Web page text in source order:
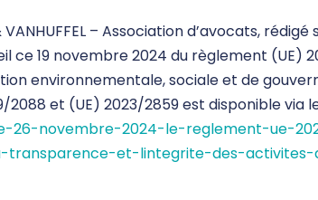
VANHUFFEL – Association d’avocats,
ce 19 novembre 2024 du règlement (UE)
environnementale, sociale et de
2088 et (UE) 2023/2859 est disponible via
26-novembre-2024-le-reglement-ue-
et-lintegrite-des-